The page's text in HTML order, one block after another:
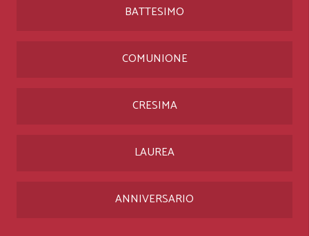
BATTESIMO
COMUNIONE
CRESIMA
LAUREA
ANNIVERSARIO